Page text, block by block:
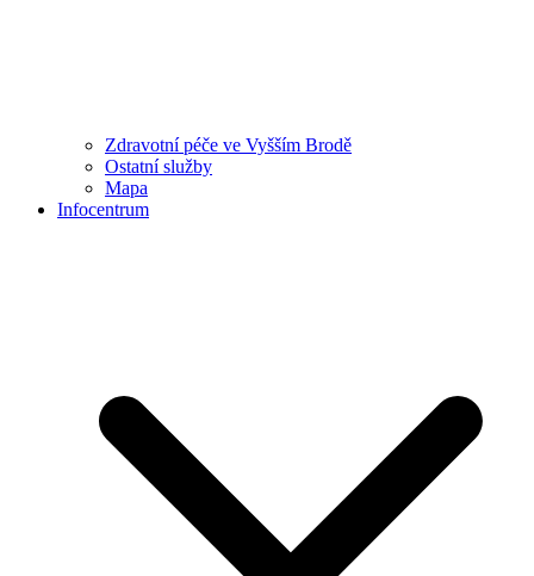
Zdravotní péče ve Vyšším Brodě
Ostatní služby
Mapa
Infocentrum